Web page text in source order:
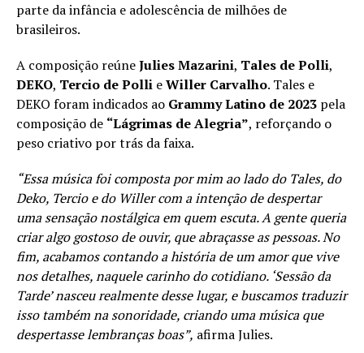
parte da infância e adolescência de milhões de
brasileiros.
A composição reúneJulies Mazarini, Tales de Polli,
DEKO, Tercio de Polli eWiller Carvalho. Tales e
DEKO foram indicados ao Grammy Latino de 2023 pela
composição de “Lágrimas de Alegria”, reforçando o
peso criativo por trás da faixa.
“Essa música foi composta por mim ao lado do Tales, do
Deko, Tercio e do Willer com a intenção de despertar
uma sensação nostálgica em quem escuta. A gente queria
criar algo gostoso de ouvir, que abraçasse as pessoas. No
fim, acabamos contando a história de um amor que vive
nos detalhes, naquele carinho do cotidiano. ‘Sessão da
Tarde’ nasceu realmente desse lugar, e buscamos traduzir
isso também na sonoridade, criando uma música que
despertasse lembranças boas”, afirma Julies.